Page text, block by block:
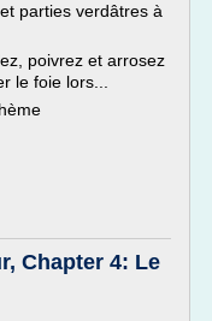
parties verdâtres à
poivrez et arrosez
le foie lors...
Chapter 4: Le